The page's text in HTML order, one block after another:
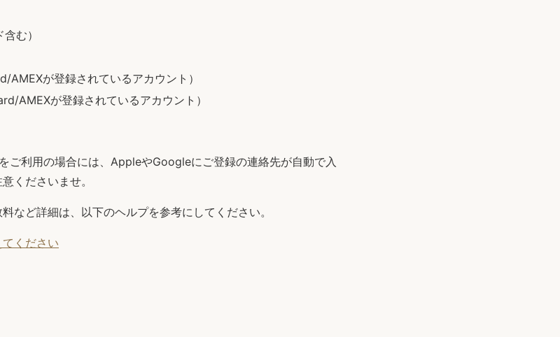
む）
が登録されているアカウント）
AMEXが登録されているアカウント）
ご利用の場合には、AppleやGoogleにご登録の連絡先が自動で入
くださいませ。
など詳細は、以下のヘルプを参考にしてください。
ください